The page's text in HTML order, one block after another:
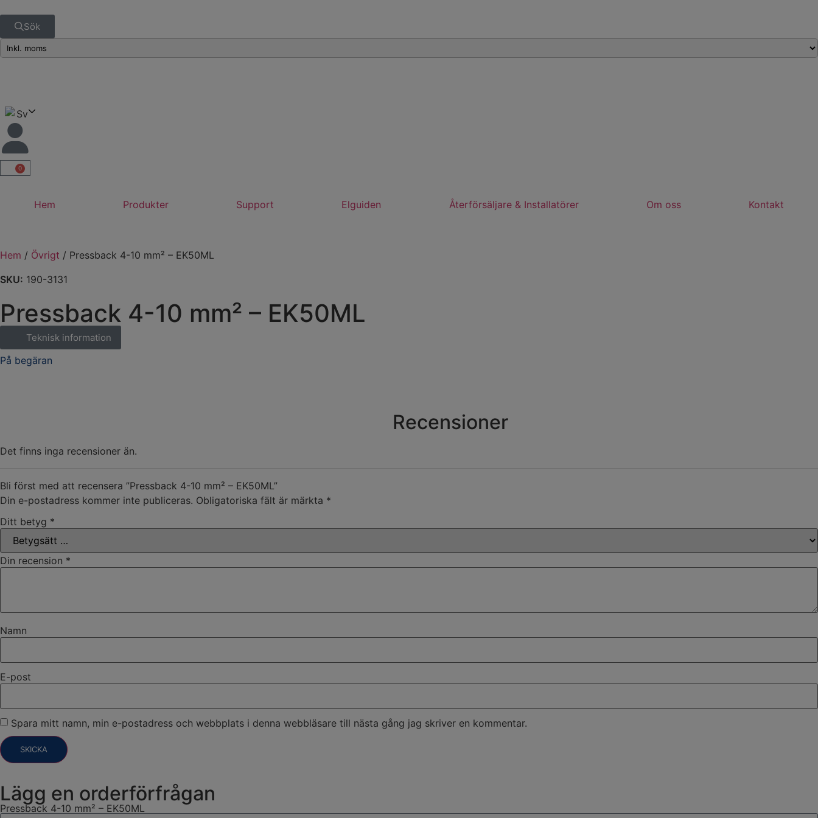
Sök
Sv
0
Hem Produkter Support Elguiden Återförsäljare & Installatörer Om oss Kontakt
Hem / Övrigt / Pressback 4-10 mm² – EK50ML
SKU: 190-3131
Pressback 4-10 mm² – EK50ML
Teknisk information
På begäran
Recensioner
Det finns inga recensioner än.
Bli först med att recensera ”Pressback 4-10 mm² – EK50ML”
Din e-postadress kommer inte publiceras. Obligatoriska fält är märkta *
Ditt betyg *
Din recension *
Namn
E-post
Spara mitt namn, min e-postadress och webbplats i denna webbläsare till nästa gång jag skriver en kommentar.
Lägg en orderförfrågan
Pressback 4-10 mm² – EK50ML